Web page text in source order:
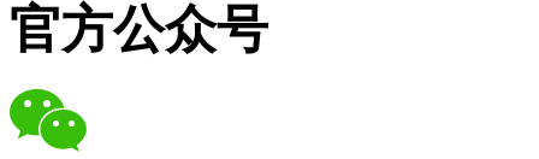
官方公众号